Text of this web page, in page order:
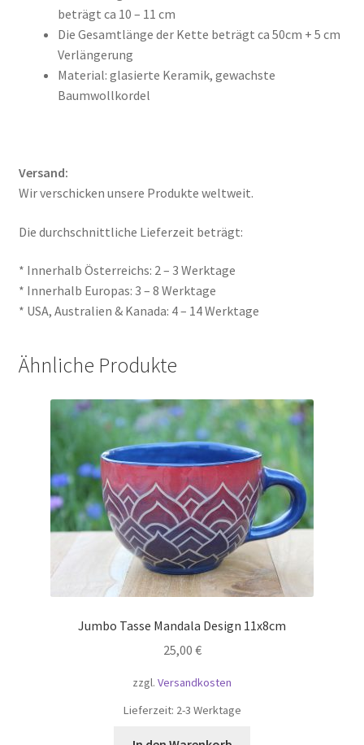
beträgt ca 10 – 11 cm
Die Gesamtlänge der Kette beträgt ca 50cm + 5 cm
Verlängerung
Material: glasierte Keramik, gewachste
Baumwollkordel
Versand:
Wir verschicken unsere Produkte weltweit.
Die durchschnittliche Lieferzeit beträgt:
* Innerhalb Österreichs: 2 – 3 Werktage
* Innerhalb Europas: 3 – 8 Werktage
* USA, Australien & Kanada: 4 – 14 Werktage
Ähnliche Produkte
Jumbo Tasse Mandala Design 11x8cm
25,00 €
zzgl. Versandkosten
Lieferzeit: 2-3 Werktage